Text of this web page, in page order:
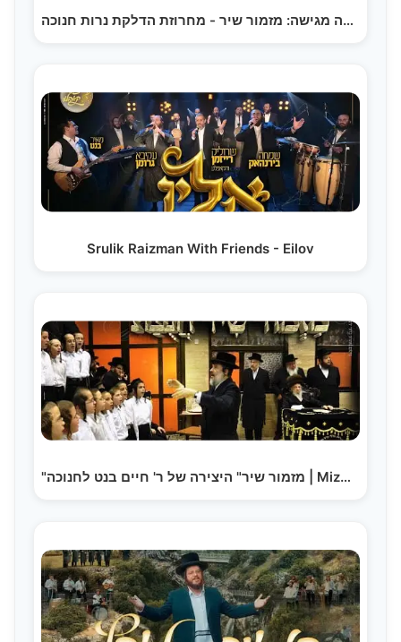
מקהלת נשמה מגישה: מזמור שיר - מחרוזת הדלקת נרות חנוכה
Srulik Raizman With Friends - Eilov
"מזמור שיר" היצירה של ר' חיים בנט לחנוכה | Mizmor…